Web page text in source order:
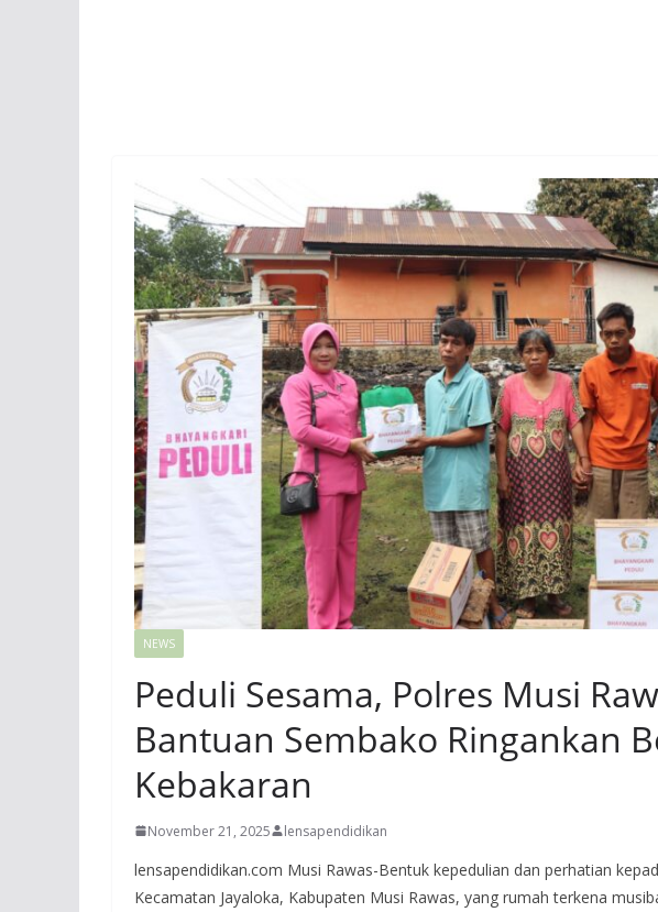
NEWS
Peduli Sesama, Polres Musi
Bantuan Sembako Ringankan
Kebakaran
November 21, 2025 lensapendidikan
lensapendidikan.com Musi Rawas-Bentuk kepedulian dan perhatian
Kecamatan Jayaloka, Kabupaten Musi Rawas, yang rumah terkena